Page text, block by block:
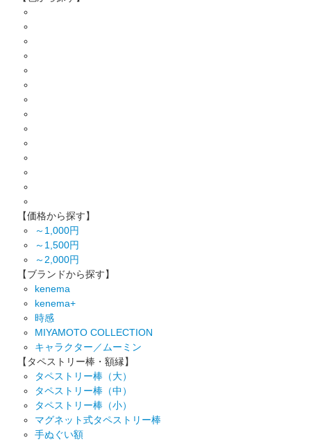
【価格から探す】
～1,000円
～1,500円
～2,000円
【ブランドから探す】
kenema
kenema+
時感
MIYAMOTO COLLECTION
キャラクター／ムーミン
【タペストリー棒・額縁】
タペストリー棒（大）
タペストリー棒（中）
タペストリー棒（小）
マグネット式タペストリー棒
手ぬぐい額